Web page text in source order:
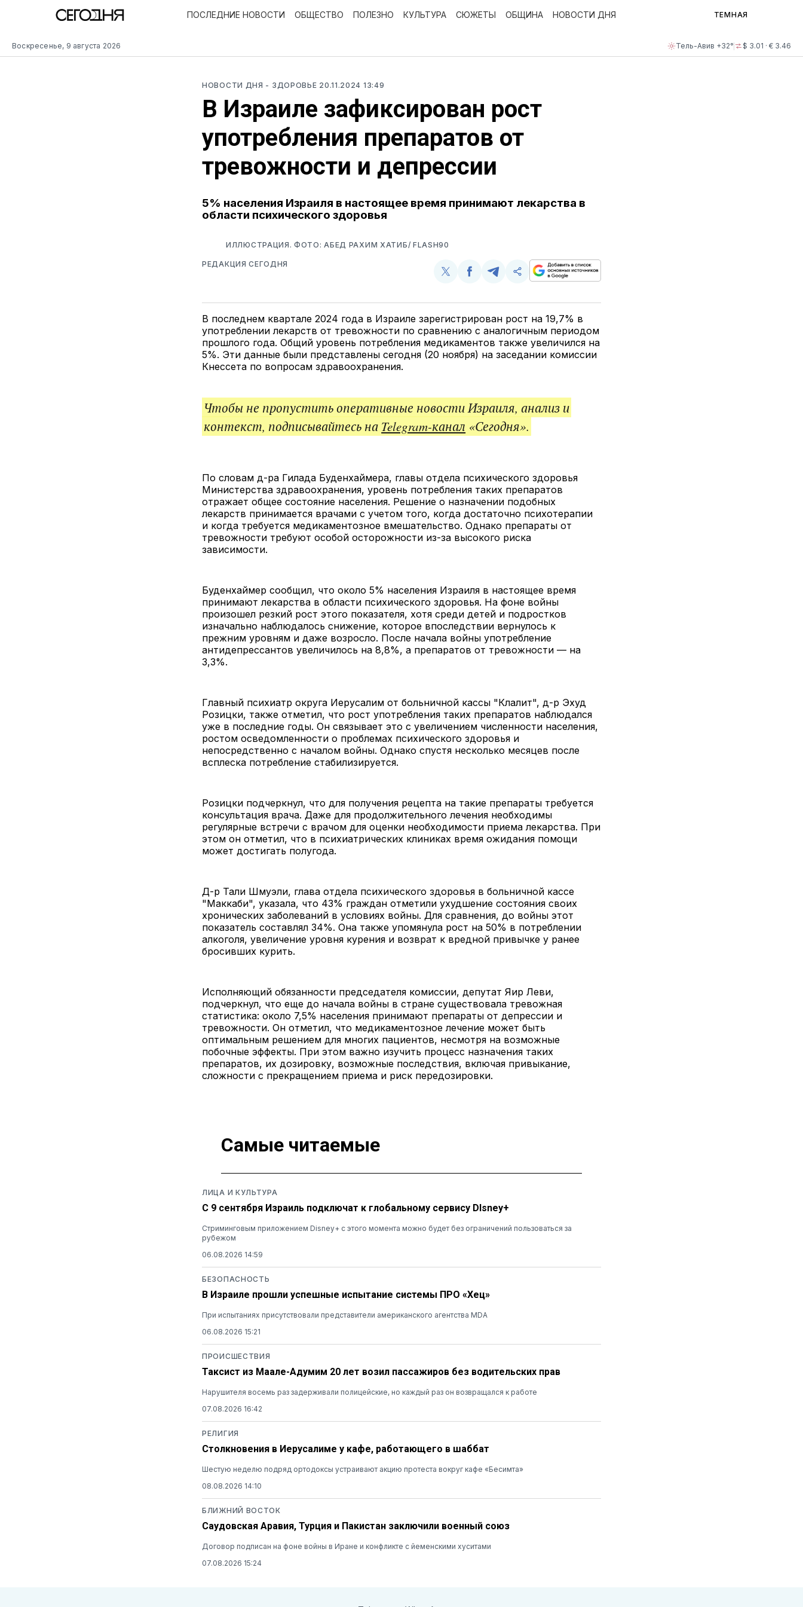
Воскресенье, 9 августа 2026 Тель-Авив +32° $ 3.01 · € 3.46
ПОСЛЕДНИЕ НОВОСТИ ОБЩЕСТВО ПОЛЕЗНО КУЛЬТУРА СЮЖЕТЫ ОБЩИНА НОВОСТИ ДНЯ ТЕМНАЯ
НОВОСТИ ДНЯ - ЗДОРОВЬЕ 20.11.2024 13:49
В Израиле зафиксирован рост
употребления препаратов от
тревожности и депрессии
5% населения Израиля в настоящее время принимают лекарства в
области психического здоровья
ИЛЛЮСТРАЦИЯ. ФОТО: АБЕД РАХИМ ХАТИБ/ FLASH90
РЕДАКЦИЯ СЕГОДНЯ
Поделиться
Twitter
Поделиться
Facebook
Поделиться
Telegram
Скопируйте
поделитесь
ссылкой
В последнем квартале 2024 года в Израиле зарегистрирован рост на 19,7% в
употреблении лекарств от тревожности по сравнению с аналогичным периодом
прошлого года. Общий уровень потребления медикаментов также увеличился на
5%. Эти данные были представлены сегодня (20 ноября) на заседании комиссии
Кнессета по вопросам здравоохранения.
Чтобы не пропустить оперативные новости Израиля, анализ и
контекст, подписывайтесь на Telegram-канал «Сегодня».
По словам д-ра Гилада Буденхаймера, главы отдела психического здоровья
Министерства здравоохранения, уровень потребления таких препаратов
отражает общее состояние населения. Решение о назначении подобных
лекарств принимается врачами с учетом того, когда достаточно психотерапии
и когда требуется медикаментозное вмешательство. Однако препараты от
тревожности требуют особой осторожности из-за высокого риска
зависимости.
Буденхаймер сообщил, что около 5% населения Израиля в настоящее время
принимают лекарства в области психического здоровья. На фоне войны
произошел резкий рост этого показателя, хотя среди детей и подростков
изначально наблюдалось снижение, которое впоследствии вернулось к
прежним уровням и даже возросло. После начала войны употребление
антидепрессантов увеличилось на 8,8%, а препаратов от тревожности — на
3,3%.
Главный психиатр округа Иерусалим от больничной кассы "Клалит", д-р Эхуд
Розицки, также отметил, что рост употребления таких препаратов наблюдался
уже в последние годы. Он связывает это с увеличением численности населения,
ростом осведомленности о проблемах психического здоровья и
непосредственно с началом войны. Однако спустя несколько месяцев после
всплеска потребление стабилизируется.
Розицки подчеркнул, что для получения рецепта на такие препараты требуется
консультация врача. Даже для продолжительного лечения необходимы
регулярные встречи с врачом для оценки необходимости приема лекарства. При
этом он отметил, что в психиатрических клиниках время ожидания помощи
может достигать полугода.
Д-р Тали Шмуэли, глава отдела психического здоровья в больничной кассе
"Маккаби", указала, что 43% граждан отметили ухудшение состояния своих
хронических заболеваний в условиях войны. Для сравнения, до войны этот
показатель составлял 34%. Она также упомянула рост на 50% в потреблении
алкоголя, увеличение уровня курения и возврат к вредной привычке у ранее
бросивших курить.
Исполняющий обязанности председателя комиссии, депутат Яир Леви,
подчеркнул, что еще до начала войны в стране существовала тревожная
статистика: около 7,5% населения принимают препараты от депрессии и
тревожности. Он отметил, что медикаментозное лечение может быть
оптимальным решением для многих пациентов, несмотря на возможные
побочные эффекты. При этом важно изучить процесс назначения таких
препаратов, их дозировку, возможные последствия, включая привыкание,
сложности с прекращением приема и риск передозировки.
Самые читаемые
ЛИЦА И КУЛЬТУРА
С 9 сентября Израиль подключат к глобальному сервису DIsney+
Стриминговым приложением Disney+ с этого момента можно будет без ограничений пользоваться за
рубежом
06.08.2026 14:59
БЕЗОПАСНОСТЬ
В Израиле прошли успешные испытание системы ПРО «Хец»
При испытаниях присутствовали представители американского агентства MDA
06.08.2026 15:21
ПРОИСШЕСТВИЯ
Таксист из Маале-Адумим 20 лет возил пассажиров без водительских прав
Нарушителя восемь раз задерживали полицейские, но каждый раз он возвращался к работе
07.08.2026 16:42
РЕЛИГИЯ
Столкновения в Иерусалиме у кафе, работающего в шаббат
Шестую неделю подряд ортодоксы устраивают акцию протеста вокруг кафе «Бесимта»
08.08.2026 14:10
БЛИЖНИЙ ВОСТОК
Саудовская Аравия, Турция и Пакистан заключили военный союз
Договор подписан на фоне войны в Иране и конфликте с йеменскими хуситами
07.08.2026 15:24